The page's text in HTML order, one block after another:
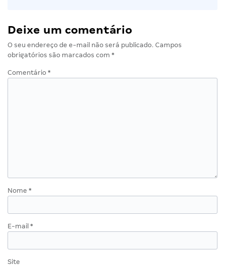
Deixe um comentário
O seu endereço de e-mail não será publicado. Campos
obrigatórios são marcados com *
Comentário *
Nome *
E-mail *
Site